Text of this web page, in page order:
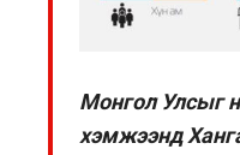
Монгол Улсыг
хэмжээнд